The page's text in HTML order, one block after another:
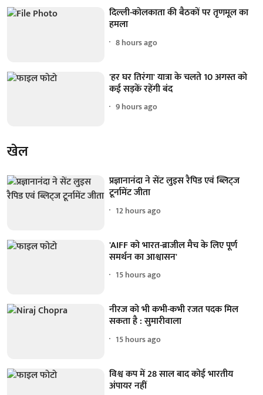
दिल्ली-कोलकाता की बैठकों पर तृणमूल का
हमला
8 hours ago
'हर घर तिरंगा' यात्रा के चलते 10 अगस्त को
कई सड़कें रहेंगी बंद
9 hours ago
खेल
प्रज्ञानानंदा ने सेंट लुइस रैपिड एवं ब्लिट्ज
टूर्नामेंट जीता
12 hours ago
'AIFF को भारत-ब्राजील मैच के लिए पूर्ण
समर्थन का आश्वासन'
15 hours ago
नीरज को भी कभी-कभी रजत पदक मिल
सकता है : सुमारीवाला
15 hours ago
विश्व कप में 28 साल बाद कोई भारतीय
अंपायर नहीं